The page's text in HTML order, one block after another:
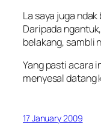
La saya juga
Daripada
belakang, sambli
Yang pasti acara
menyesal datang
17 January 2009